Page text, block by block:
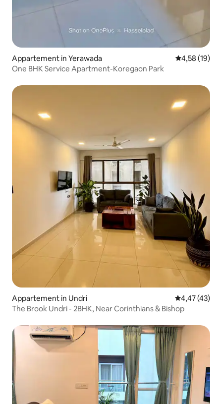
Appartement in Yerawada Gemiddelde
4,58 (19)
One BHK Service Apartment-Koregaon Park
Appartement in Undri Gemiddelde
4,47 (43)
The Brook Undri - 2BHK, Near Corinthians & Bishop